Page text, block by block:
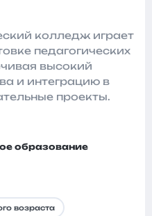
колледж играет
педагогических
высокий
и интеграцию в
проекты.
образование
возраста